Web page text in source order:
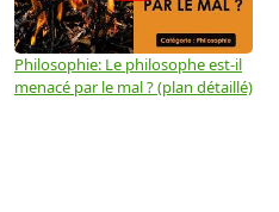
Philosophie: Le philosophe est-il
menacé par le mal ? (plan détaillé)